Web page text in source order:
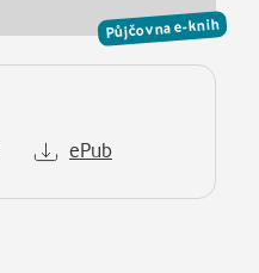
Půjčovna e-knih
ePub